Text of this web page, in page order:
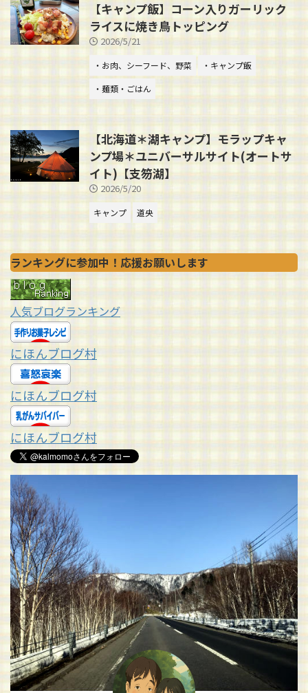
【キャンプ飯】コーン入りガーリック
ライスに焼き鳥トッピング
2026/5/21
・お肉、シーフード、野菜
・キャンプ飯
・麺類・ごはん
【北海道＊湖キャンプ】モラップキャ
ンプ場＊ユニバーサルサイト(オートサ
イト)【支笏湖】
2026/5/20
キャンプ 道央
ランキングに参加中！応援お願いします
人気ブログランキング
にほんブログ村
にほんブログ村
にほんブログ村